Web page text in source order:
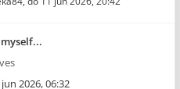
2026, 06:32